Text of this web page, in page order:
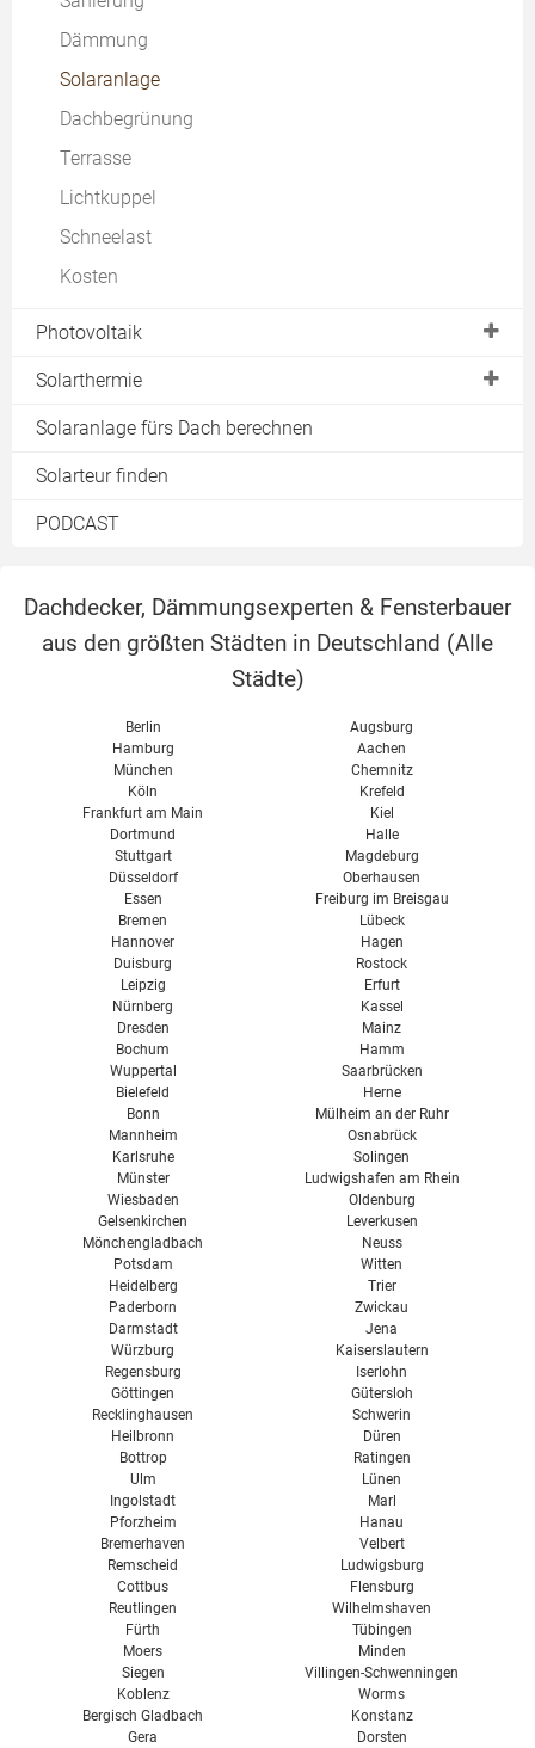
Kniestock
Dachaufstockung
Kosten
Dachschrägenbad
Windsogsicherung
Brandschutz
Sturmschaden am Dach
Dämmung
Solaranlage
Dachbegrünung
Terrasse
Lichtkuppel
Schneelast
Kosten
Photovoltaik
Photovoltaikanlage
Module
Eigenverbrauch
Solarthermie
Solarheizung
Warmwasserbereitung
Förderung
Solarspeicher
Solaranlage fürs Dach berechnen
Solarteur finden
PODCAST
Dachdecker, Dämmungsexperten & Fensterbauer
aus den größten Städten in Deutschland (Alle
Städte)
Berlin
Hamburg
München
Köln
Frankfurt am Main
Dortmund
Stuttgart
Düsseldorf
Essen
Bremen
Hannover
Duisburg
Leipzig
Nürnberg
Dresden
Bochum
Wuppertal
Bielefeld
Bonn
Mannheim
Karlsruhe
Münster
Wiesbaden
Gelsenkirchen
Mönchengladbach
Augsburg
Aachen
Chemnitz
Krefeld
Kiel
Halle
Magdeburg
Oberhausen
Freiburg im Breisgau
Lübeck
Hagen
Rostock
Erfurt
Kassel
Mainz
Hamm
Saarbrücken
Herne
Mülheim an der Ruhr
Osnabrück
Solingen
Ludwigshafen am Rhein
Oldenburg
Leverkusen
Neuss
Potsdam
Heidelberg
Paderborn
Darmstadt
Würzburg
Regensburg
Göttingen
Recklinghausen
Heilbronn
Bottrop
Ulm
Ingolstadt
Pforzheim
Bremerhaven
Remscheid
Cottbus
Reutlingen
Fürth
Moers
Siegen
Koblenz
Bergisch Gladbach
Gera
Witten
Trier
Zwickau
Jena
Kaiserslautern
Iserlohn
Gütersloh
Schwerin
Düren
Ratingen
Lünen
Marl
Hanau
Velbert
Ludwigsburg
Flensburg
Wilhelmshaven
Tübingen
Minden
Villingen-Schwenningen
Worms
Konstanz
Dorsten